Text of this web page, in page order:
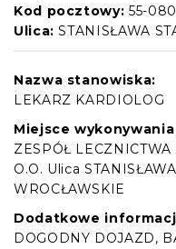
Kod pocztowy: 55-080
Ulica: STANISŁAWA
Nazwa stanowiska:
LEKARZ KARDIOLOG
Miejsce
ZESPÓŁ
O.O. Ulica
WROCŁAWSKIE
Dodatkowe
DOGODNY DOJAZD,